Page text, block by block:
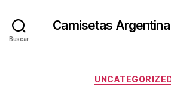
Buscar
Camisetas